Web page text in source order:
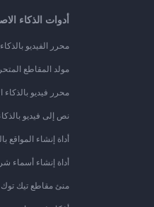
أدوات الذكاء
محرر الفيديو
مولد المقاطع
محرر فيديو
نص إلى فيديو
أداة إنشاء المواقع
أداة إنشاء أسماء
منئ مقاطع تيك توك